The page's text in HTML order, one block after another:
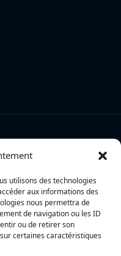
utilisons des technologies
aux informations des
nous permettra de
de navigation ou les ID
ou de retirer son
certaines caractéristiques
de la police nationale,
: près de 20 m² de
privilégiée
à La Rochelle
un rêve qui se